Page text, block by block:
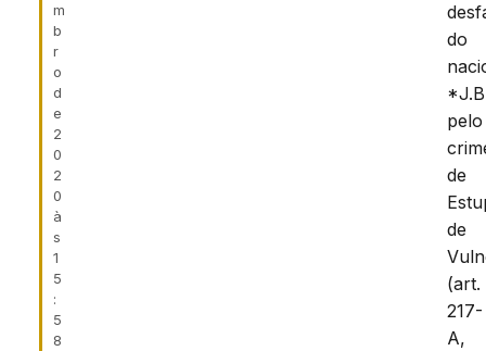
m
b
r
o
d
e
2
0
2
0
à
s
1
5
:
5
8
do
pelo
de
de
(art.
217-
A,